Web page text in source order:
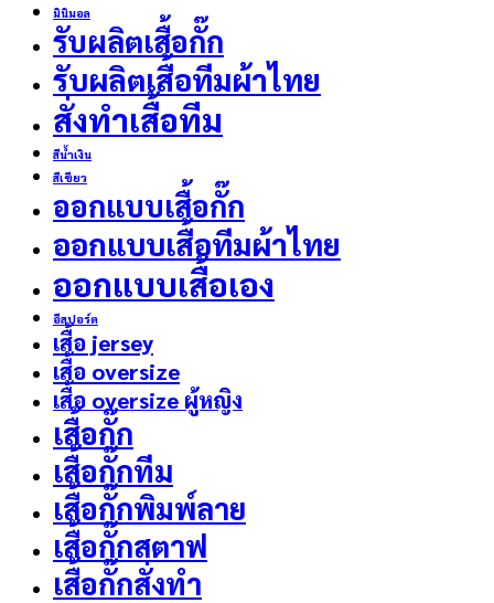
มินิมอล
รับผลิตเสื้อกั๊ก
รับผลิตเสื้อทีมผ้าไทย
สั่งทำเสื้อทีม
สีน้ำเงิน
สีเขียว
ออกแบบเสื้อกั๊ก
ออกแบบเสื้อทีมผ้าไทย
ออกแบบเสื้อเอง
อีสปอร์ต
เสื้อ jersey
เสื้อ oversize
เสื้อ oversize ผู้หญิง
เสื้อกั๊ก
เสื้อกั๊กทีม
เสื้อกั๊กพิมพ์ลาย
เสื้อกั๊กสตาฟ
เสื้อกั๊กสั่งทำ